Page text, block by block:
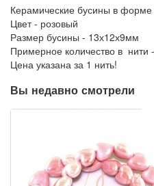
Керамические бусины в форме
Цвет - розовый
Размер бусины - 13х12х9мм
Примерное количество в нити
Цена указана за 1 нить!
Вы недавно смотрели